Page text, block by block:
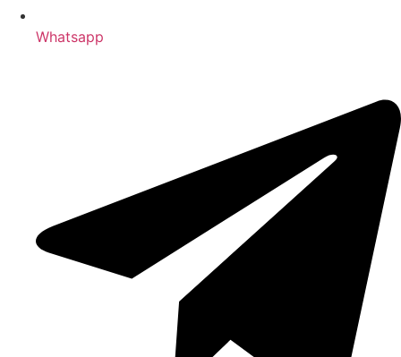
Whatsapp